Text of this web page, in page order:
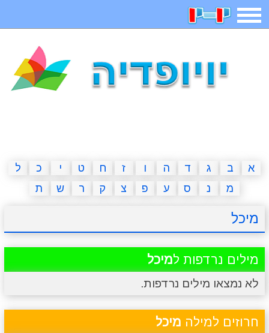
תפריט
איש תלוי מדריכים פוקימון גו מצא הבדלים
יצירה משחקי בנות אשליות חדשות
א ב ג ד ה ו ז ח ט י כ
ל
מ
נ ס ע פ צ ק ר ש ת
מיכל
מילים נרדפות למיכל
לא נמצאו מילים נרדפות.
חרוזים למילה מיכל